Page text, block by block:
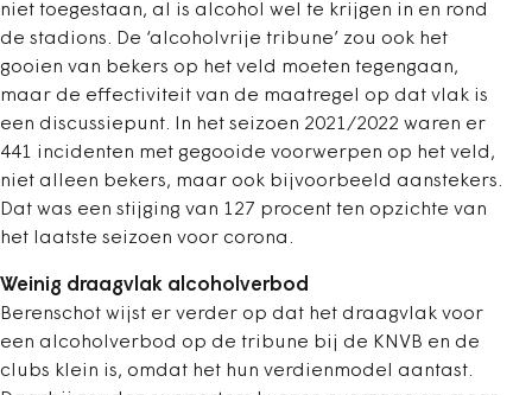
niet toegestaan, al is alcohol wel te krijgen in en rond
de stadions. De ‘alcoholvrije tribune’ zou ook het
gooien van bekers op het veld moeten tegengaan,
maar de effectiviteit van de maatregel op dat vlak is
een discussiepunt. In het seizoen 2021/2022 waren er
441 incidenten met gegooide voorwerpen op het veld,
niet alleen bekers, maar ook bijvoorbeeld aanstekers.
Dat was een stijging van 127 procent ten opzichte van
het laatste seizoen voor corona.
Weinig draagvlak alcoholverbod
Berenschot wijst er verder op dat het draagvlak voor
een alcoholverbod op de tribune bij de KNVB en de
clubs klein is, omdat het hun verdienmodel aantast.